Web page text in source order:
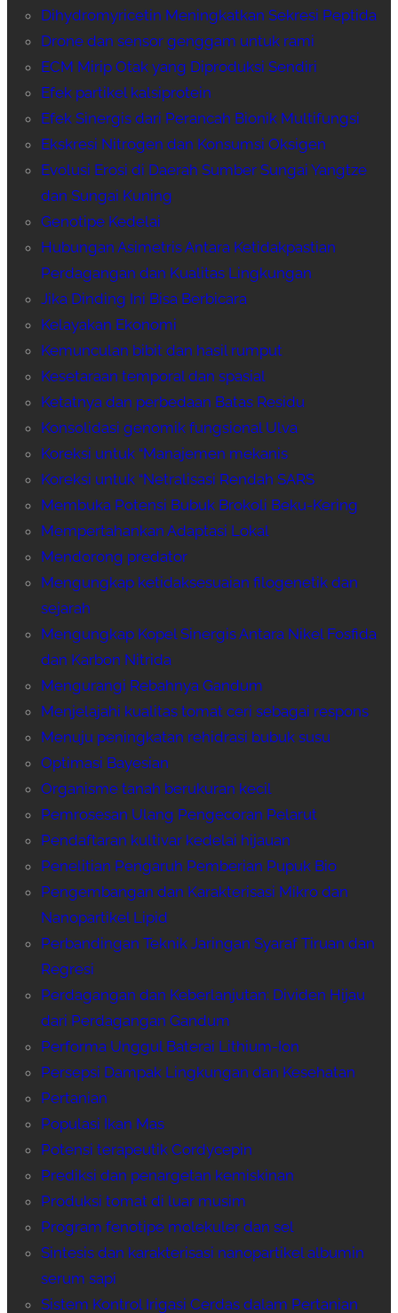
Dihydromyricetin Meningkatkan Sekresi Peptida
Drone dan sensor genggam untuk rami
ECM Mirip Otak yang Diproduksi Sendiri
Efek partikel kalsiprotein
Efek Sinergis dari Perancah Bionik Multifungsi
Ekskresi Nitrogen dan Konsumsi Oksigen
Evolusi Erosi di Daerah Sumber Sungai Yangtze
dan Sungai Kuning
Genotipe Kedelai
Hubungan Asimetris Antara Ketidakpastian
Perdagangan dan Kualitas Lingkungan
Jika Dinding Ini Bisa Berbicara
Kelayakan Ekonomi
Kemunculan bibit dan hasil rumput
Kesetaraan temporal dan spasial
Ketatnya dan perbedaan Batas Residu
Konsolidasi genomik fungsional Ulva
Koreksi untuk “Manajemen mekanis
Koreksi untuk “Netralisasi Rendah SARS
Membuka Potensi Bubuk Brokoli Beku-Kering
Mempertahankan Adaptasi Lokal
Mendorong predator
Mengungkap ketidaksesuaian filogenetik dan
sejarah
Mengungkap Kopel Sinergis Antara Nikel Fosfida
dan Karbon Nitrida
Mengurangi Rebahnya Gandum
Menjelajahi kualitas tomat ceri sebagai respons
Menuju peningkatan rehidrasi bubuk susu
Optimasi Bayesian
Organisme tanah berukuran kecil
Pemrosesan Ulang Pengecoran Pelarut
Pendaftaran kultivar kedelai hijauan
Penelitian Pengaruh Pemberian Pupuk Bio
Pengembangan dan Karakterisasi Mikro dan
Nanopartikel Lipid
Perbandingan Teknik Jaringan Syaraf Tiruan dan
Regresi
Perdagangan dan Keberlanjutan: Dividen Hijau
dari Perdagangan Gandum
Performa Unggul Baterai Lithium-Ion
Persepsi Dampak Lingkungan dan Kesehatan
Pertanian
Populasi Ikan Mas
Potensi terapeutik Cordycepin
Prediksi dan penargetan kemiskinan
Produksi tomat di luar musim
Program fenotipe molekuler dan sel
Sintesis dan karakterisasi nanopartikel albumin
serum sapi
Sistem Kontrol Irigasi Cerdas dalam Pertanian